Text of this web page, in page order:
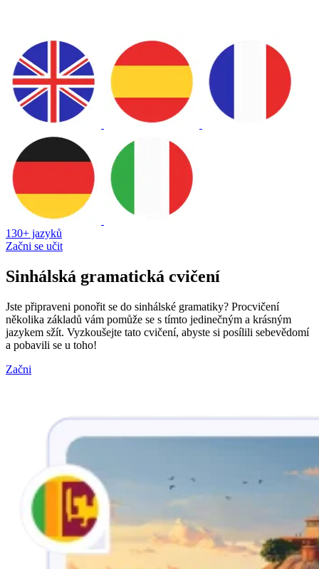
130+ jazyků
Začni se učit
Sinhálská gramatická cvičení
Jste připraveni ponořit se do sinhálské gramatiky? Procvičení
několika základů vám pomůže se s tímto jedinečným a krásným
jazykem sžít. Vyzkoušejte tato cvičení, abyste si posílili sebevědomí
a pobavili se u toho!
Začni